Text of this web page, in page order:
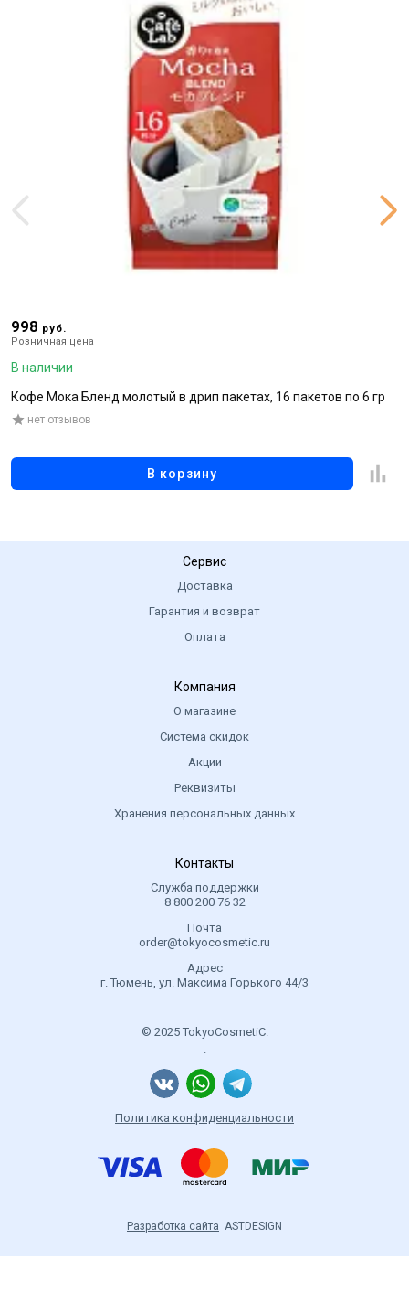
998 руб.
Розничная цена
В наличии
Кофе Мока Бленд молотый в дрип пакетах, 16 пакетов по 6 гр
нет отзывов
В корзину
Сервис
Доставка
Гарантия и возврат
Оплата
Компания
О магазине
Система скидок
Акции
Реквизиты
Хранения персональных данных
Контакты
Служба поддержки
8 800 200 76 32
Почта
order@tokyocosmetic.ru
Адрес
г. Тюмень, ул. Максима Горького 44/3
© 2025 TokyoCosmetiC.
.
Политика конфиденциальности
Разработка сайта ASTDESIGN